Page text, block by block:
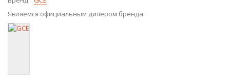
Являемся официальным дилером бренда: